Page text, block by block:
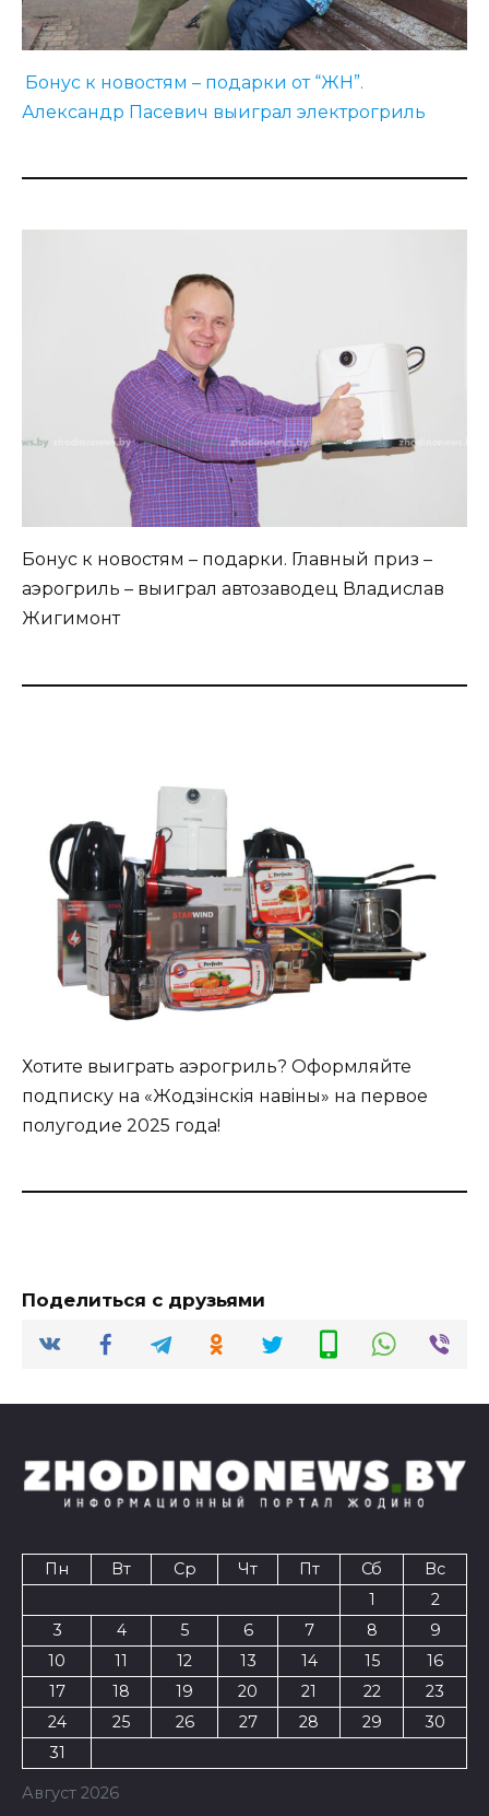
Бонус к новостям – подарки от “ЖН”.
Александр Пасевич выиграл электрогриль
Бонус к новостям – подарки. Главный приз –
аэрогриль – выиграл автозаводец Владислав
Жигимонт
Хотите выиграть аэрогриль? Оформляйте
подписку на «Жодзiнскiя навiны» на первое
полугодие 2025 года!
Поделиться с друзьями
Август 2026
Пн Вт Ср Чт Пт Сб
Вс
1
2
3
4 5 6 7 8
9
10
11 12 13 14 15
16
17
18 19 20 21 22
23
24
25 26 27 28 29
30
31